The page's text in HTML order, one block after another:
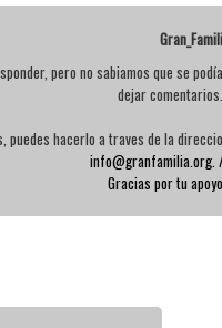
pero no sabiamos que se
dejar
hacerlo a traves de la
info@granfamilia.org.
Gracias por tu